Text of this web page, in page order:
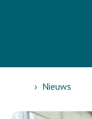
HomeNieuws